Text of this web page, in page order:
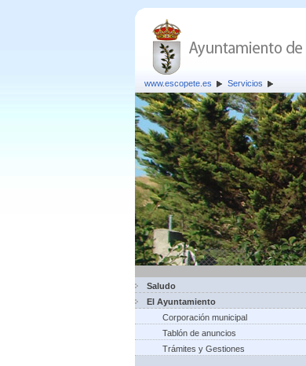
www.escopete.es Servicios
Saludo
El Ayuntamiento
Corporación municipal
Tablón de anuncios
Trámites y Gestiones